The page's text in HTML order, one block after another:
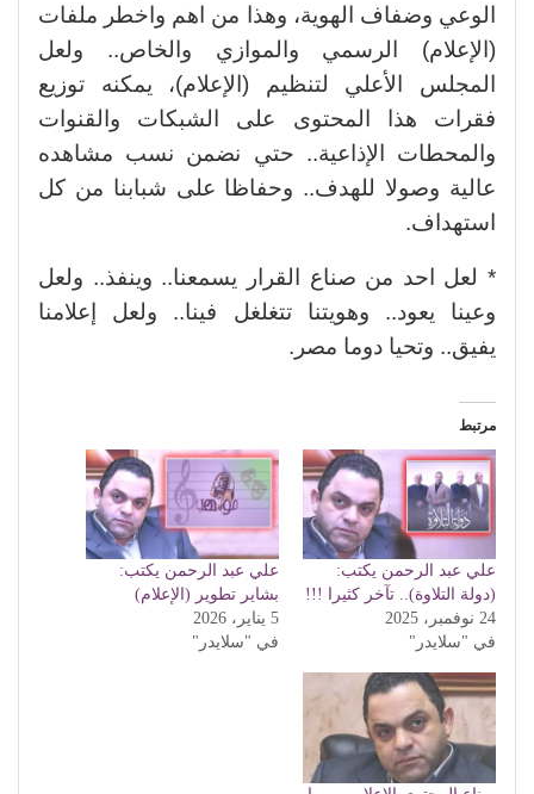
الوعي وضفاف الهوية، وهذا من اهم واخطر ملفات
(الإعلام) الرسمي والموازي والخاص.. ولعل
المجلس الأعلي لتنظيم (الإعلام)، يمكنه توزيع
فقرات هذا المحتوى على الشبكات والقنوات
والمحطات الإذاعية.. حتي نضمن نسب مشاهده
عالية وصولا للهدف.. وحفاظا على شبابنا من كل
استهداف.
* لعل احد من صناع القرار يسمعنا.. وينفذ.. ولعل
وعينا يعود.. وهويتنا تتغلغل فينا.. ولعل إعلامنا
يفيق.. وتحيا دوما مصر.
مرتبط
علي عبد الرحمن يكتب:
(دولة التلاوة).. تآخر كثيرا !!!
24 نوفمبر، 2025
في "سلايدر"
علي عبد الرحمن يكتب:
بشاير تطوير (الإعلام)
5 يناير، 2026
في "سلايدر"